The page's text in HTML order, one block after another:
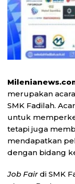
merupakan
SMK Fadilah.
untuk
tetapi juga
mendapatkan
dengan bidang
Job Fairdi SMK